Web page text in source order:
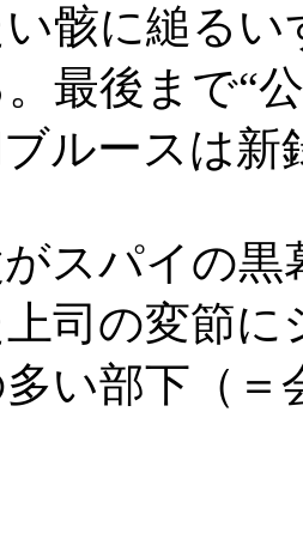
骸に縋る
最後まで“
ルースは新
がスパイの
司の変節
い部下（